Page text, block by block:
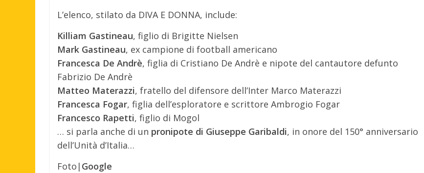
L’elenco, stilato da DIVA E DONNA, include:
Killiam Gastineau, figlio di Brigitte Nielsen
Mark Gastineau, ex campione di football americano
Francesca De Andrè, figlia di Cristiano De Andrè e nipote del cantautore defunto
Fabrizio De Andrè
Matteo Materazzi, fratello del difensore dell’Inter Marco Materazzi
Francesca Fogar, figlia dell’esploratore e scrittore Ambrogio Fogar
Francesco Rapetti, figlio di Mogol
… si parla anche di un pronipote di Giuseppe Garibaldi, in onore del 150° anniversario
dell’Unità d’Italia…
Foto| Google